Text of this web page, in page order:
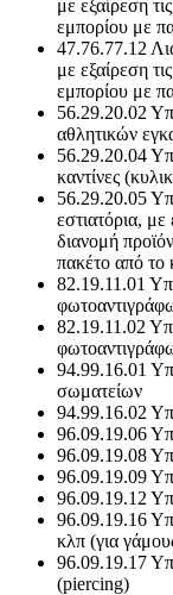
με εξαίρεση
εμπορίου με
47.76.77.12
με εξαίρεση
εμπορίου με
56.29.20.02
αθλητικών
56.29.20.04
καντίνες
56.29.20.05
εστιατόρια,
διανομή
πακέτο από το
82.19.11.01
82.19.11.02
94.99.16.01
σωματείων
94.99.16.02
96.09.19.06
96.09.19.08
96.09.19.09
96.09.19.12
96.09.19.16
κλπ (για
96.09.19.17
(piercing)